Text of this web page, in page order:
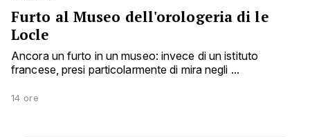
Furto al Museo dell'orologeria di le
Locle
Ancora un furto in un museo: invece di un istituto
francese, presi particolarmente di mira negli ...
14 ore